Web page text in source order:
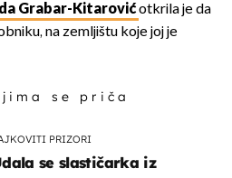
Grabar-Kitarovićotkrila je da
na zemljištu koje joj je
se priča
PRIZORI
se slastičarka iz